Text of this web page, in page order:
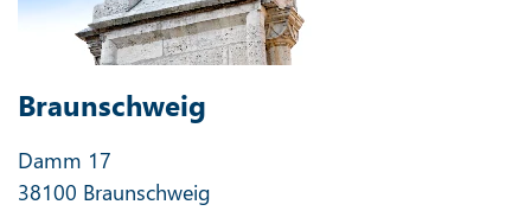
Braunschweig
Damm 17
38100 Braunschweig